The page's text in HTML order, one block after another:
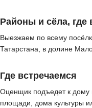
Районы и сёла, где
Выезжаем по всему
Татарстана, в долине
Где встречаемся
Оценщик подъедет к дому
площади, дома культуры